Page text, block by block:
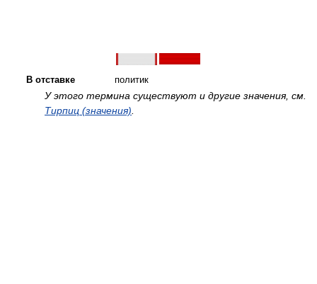
В отставке политик
У этого термина существуют и другие значения, см.
Тирпиц (значения)